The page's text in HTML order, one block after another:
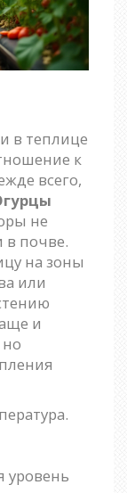
в теплице
к
всего,
не
в почве.
на зоны
или
и
уровень